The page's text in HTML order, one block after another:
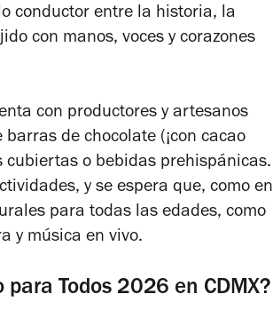
conductor entre la historia, la
con manos, voces y corazones
con productores y artesanos
de chocolate (¡con cacao
o bebidas prehispánicas.
y se espera que, como en
para todas las edades, como
y música en vivo.
Todos 2026 en CDMX?